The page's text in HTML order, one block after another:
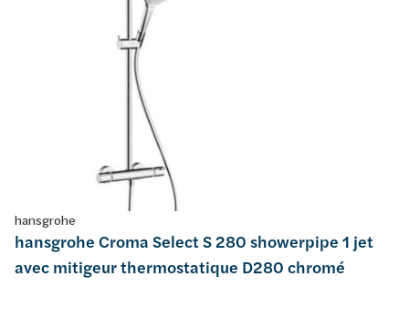
hansgrohe
hansgrohe Croma Select S 280 showerpipe 1 jet
avec mitigeur thermostatique D280 chromé